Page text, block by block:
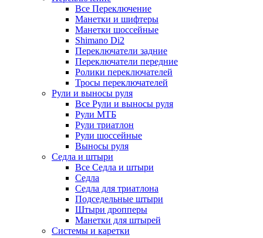
Все Переключение
Манетки и шифтеры
Манетки шоссейные
Shimano Di2
Переключатели задние
Переключатели передние
Ролики переключателей
Тросы переключателей
Рули и выносы руля
Все Рули и выносы руля
Рули МТБ
Рули триатлон
Рули шоссейные
Выносы руля
Седла и штыри
Все Седла и штыри
Седла
Седла для триатлона
Подседельные штыри
Штыри дропперы
Манетки для штырей
Системы и каретки